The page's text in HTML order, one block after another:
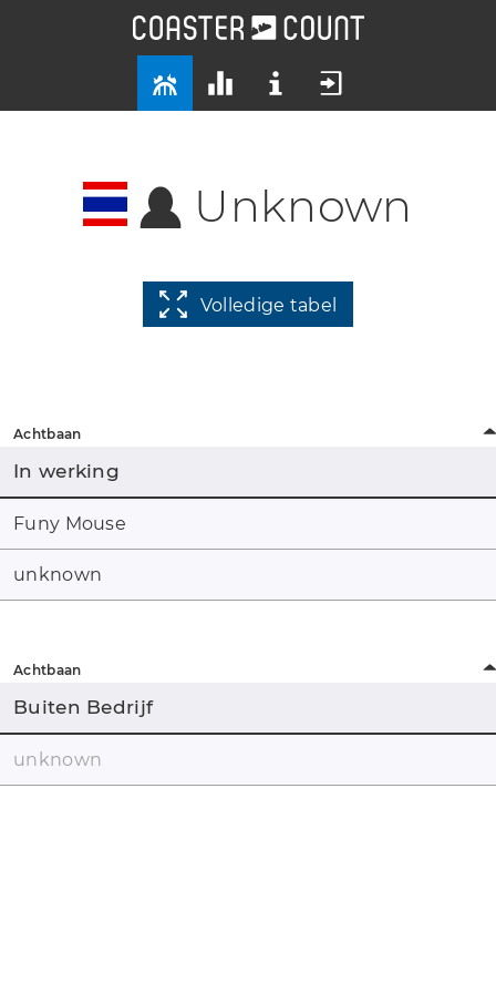
Unknown
Volledige tabel
Achtbaan
In werking
Funy Mouse
unknown
Achtbaan
Buiten Bedrijf
unknown